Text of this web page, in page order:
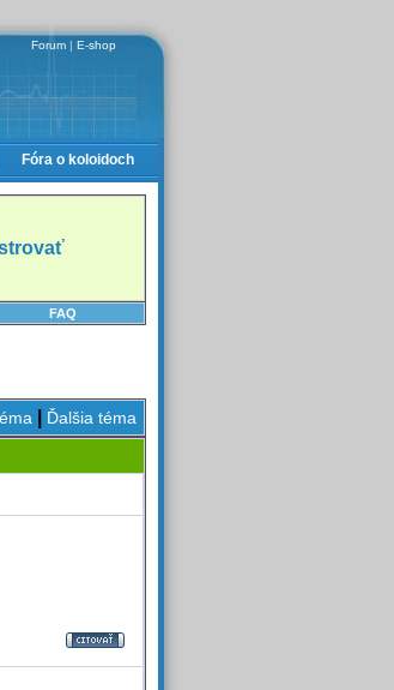
Forum | E-shop
Fóra o koloidoch
FAQ
Ďalšia téma